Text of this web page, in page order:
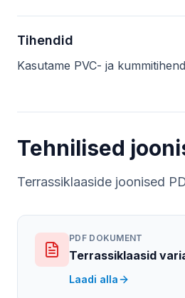
Tihendid
Kasutame PVC- ja
Tehnilised
Terrassiklaaside joonised
PDF DOKUMENT
Terrassiklaasid
Laadi alla